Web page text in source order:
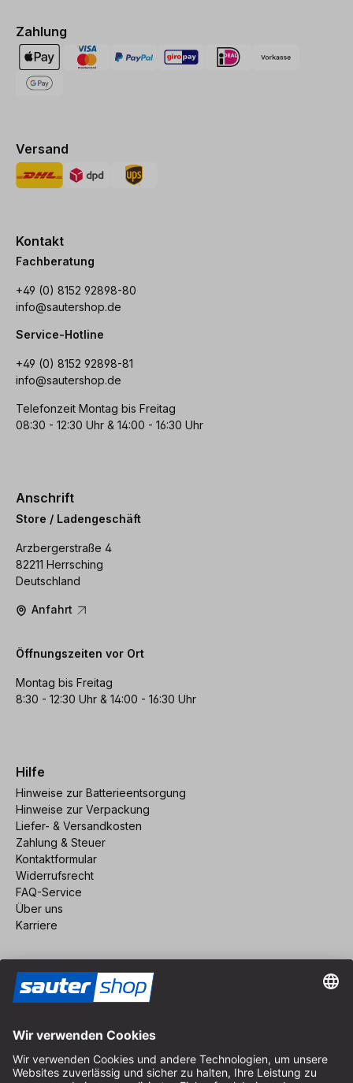
Zahlung
Versand
Kontakt
Fachberatung
+49 (0) 8152 92898-80
info@sautershop.de
Service-Hotline
+49 (0) 8152 92898-81
info@sautershop.de
Telefonzeit Montag bis Freitag
08:30 - 12:30 Uhr & 14:00 - 16:30 Uhr
Anschrift
Store / Ladengeschäft
Arzbergerstraße 4
82211 Herrsching
Deutschland
Anfahrt
Öffnungszeiten vor Ort
Montag bis Freitag
8:30 - 12:30 Uhr & 14:00 - 16:30 Uhr
Hilfe
Hinweise zur Batterieentsorgung
Hinweise zur Verpackung
Liefer- & Versandkosten
Zahlung & Steuer
Kontaktformular
Widerrufsrecht
FAQ-Service
Über uns
Karriere
Impressum